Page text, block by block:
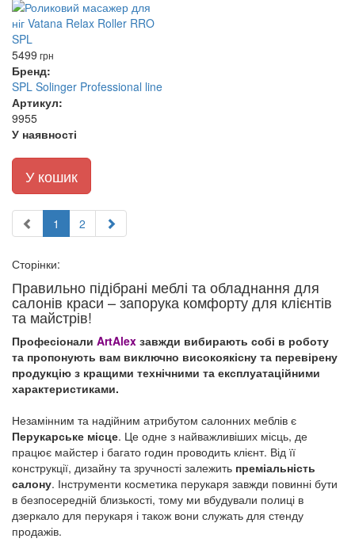
5499 грн
Бренд:
SPL Solinger Professional line
Артикул:
9955
У наявності
У кошик
1 2
Сторінки:
Правильно підібрані меблі та обладнання для
салонів краси – запорука комфорту для клієнтів
та майстрів!
Професіонали ArtAlex завжди вибирають собі в роботу
та пропонують вам виключно високоякісну та перевірену
продукцію з кращими технічними та експлуатаційними
характеристиками.
Незамінним та надійним атрибутом салонних меблів є
Перукарське місце. Це одне з найважливіших місць, де
працює майстер і багато годин проводить клієнт. Від її
конструкції, дизайну та зручності залежить преміальність
салону. Інструменти косметика перукаря завжди повинні бути
в безпосередній близькості, тому ми вбудували полиці в
дзеркало для перукаря і також вони служать для стенду
продажів.